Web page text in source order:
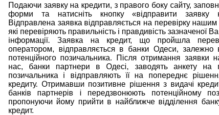
Подаючи заявку на кредити, з правого боку сайту,
форми та натисніть кнопку «відправити заявку
Відправлена заявка відправляється на перевірку
які перевіряють правильність і правдивість зазначеної
інформації. Заявка на кредит, що пройшла
оператором, відправляється в банки Одеси, залежно
потенційного позичальника. Після отримання заявки
нас, банки партнери в Одесі, заводять анкету на
позичальника і відправляють її на попереднє
кредиту. Отримавши позитивне рішення з видачі
банків партнерів і передзвонюють потенційному
пропонуючи йому прийти в найближче відділення
кредит.